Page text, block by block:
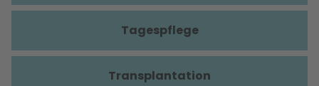
Tagespflege
Transplantation